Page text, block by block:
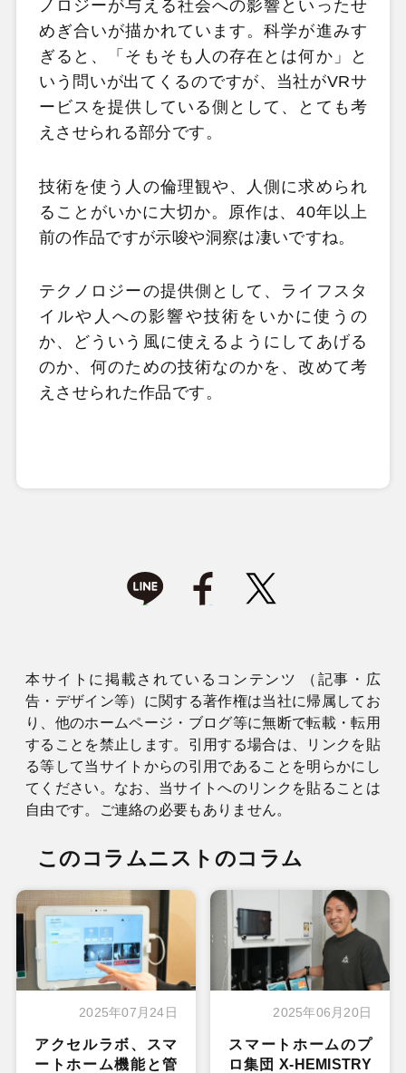
ノロジーが与える社会への影響といったせ
めぎ合いが描かれています。科学が進みす
ぎると、「そもそも人の存在とは何か」と
いう問いが出てくるのですが、当社がVRサ
ービスを提供している側として、とても考
えさせられる部分です。
技術を使う人の倫理観や、人側に求められ
ることがいかに大切か。原作は、40年以上
前の作品ですが示唆や洞察は凄いですね。
テクノロジーの提供側として、ライフスタ
イルや人への影響や技術をいかに使うの
か、どういう風に使えるようにしてあげる
のか、何のための技術なのかを、改めて考
えさせられた作品です。
本サイトに掲載されているコンテンツ （記事・広
告・デザイン等）に関する著作権は当社に帰属してお
り、他のホームページ・ブログ等に無断で転載・転用
することを禁止します。引用する場合は、リンクを貼
る等して当サイトからの引用であることを明らかにし
てください。なお、当サイトへのリンクを貼ることは
自由です。ご連絡の必要もありません。
このコラムニストのコラム
2025年07月24日
アクセルラボ、スマ
ートホーム機能と管
2025年06月20日
スマートホームのプ
ロ集団 X-HEMISTRY